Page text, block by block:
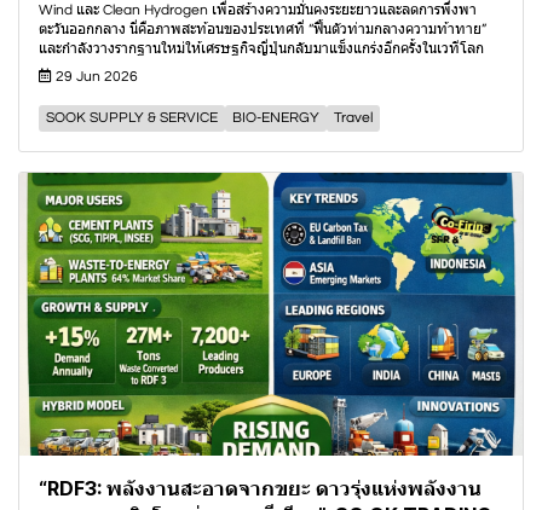
Wind และ Clean Hydrogen เพื่อสร้างความมั่นคงระยะยาวและลดการพึ่งพา
ตะวันออกกลาง นี่คือภาพสะท้อนของประเทศที่ “ฟื้นตัวท่ามกลางความท้าทาย”
และกำลังวางรากฐานใหม่ให้เศรษฐกิจญี่ปุ่นกลับมาแข็งแกร่งอีกครั้งในเวทีโลก
29 Jun 2026
SOOK SUPPLY & SERVICE BIO-ENERGY Travel
“RDF3: พลังงานสะอาดจากขยะ ดาวรุ่งแห่งพลังงาน